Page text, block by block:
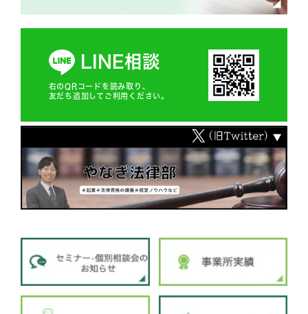
LINE相談
右のQRコードを読み取り、
友だち追加してご利用ください。